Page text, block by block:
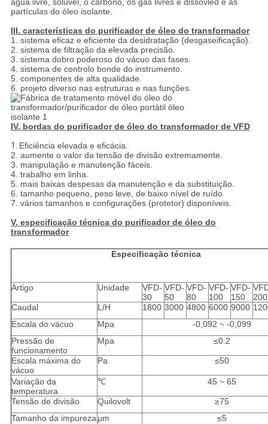
água livre, solúvel, o carbono, os gás livres e dissovled e as
partículas do óleo isolante.
III. características do purificador de óleo do transformador
1. sistema eficaz e eficiente da desidratação (desgaseificação).
2. sistema de filtração da elevada precisão.
3. sistema dobro poderoso do vácuo das fases.
4. sistema de controlo bonde do instrumento.
5. componentes de alta qualidade.
6. projeto diverso nas estruturas e nas funções.
IV. bordas do purificador de óleo do transformador de VFD
1. Eficiência elevada e eficácia.
2. aumente o valor da tensão de divisão extremamente.
3. manipulação e manutenção fáceis.
4. trabalho em linha.
5. mais baixas despesas da manutenção e da substituição.
6. tamanho pequeno, peso leve, de baixo nível de ruído
7. vários tamanhos e configurações (protetor) disponíveis.
V. especificação técnica do purificador de óleo do
transformador
Especificação técnica
Artigo Unidade
VFD-
30
VFD-
50
VFD-
80
VFD-
100
VFD-
150
200
Caudal
L/H 1800 3000 4800 6000 9000
Escala do vácuo
Mpa
-0,092 ~ -0,099
Pressão de
funcionamento
Mpa ≤0.2
Escala máxima do
vácuo
Pa ≤50
Variação da
temperatura
℃ 45 ~ 65
Tensão de divisão Quilovolt
≥75
Tamanho da impurezaμm
≤5